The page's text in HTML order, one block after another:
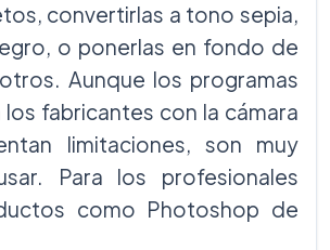
convertirlas a tono sepia,
o ponerlas en fondo de
Aunque los programas
los fabricantes con la cámara
limitaciones, son muy
Para los profesionales
como Photoshop de